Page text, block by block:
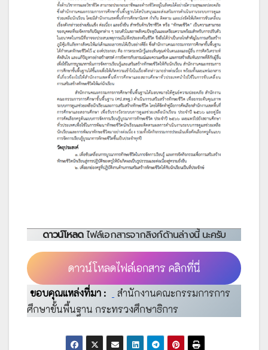
ดาวน์โหลดไฟล์เอกสารจากลิงก์ด้านล่างนี้ นะครับ
ดาวน์โหลดไฟล์เอกสาร คลิกที่นี่
ขอบคุณแหล่งที่มา :
สำนักงานคณะกรรมการการ
ศึกษาขั้นพื้นฐาน กระทรวงศึกษาธิการ